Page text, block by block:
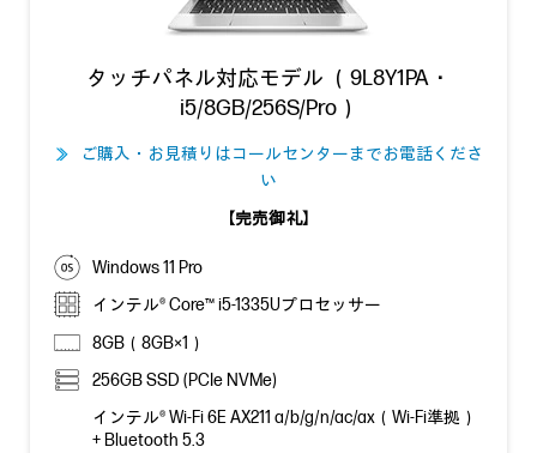
タッチパネル対応モデル （9L8Y1PA・
i5/8GB/256S/Pro）
≫
ご購入・お見積りはコールセンターまでお電話くださ
い
【完売御礼】
Windows 11 Pro
インテル® Core™ i5-1335Uプロセッサー
8GB（8GB×1）
256GB SSD (PCIe NVMe)
インテル® Wi-Fi 6E AX211 a/b/g/n/ac/ax（Wi-Fi準拠）
+ Bluetooth 5.3